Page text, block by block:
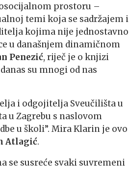
prostoru –
temi koja se sadržajem i
kojima nije jednostavno
u današnjem dinamičnom
Penezić, riječ je o knjizi
su mnogi od nas
i odgojitelja Sveučilišta u
u Zagrebu s naslovom
u školi”. Mira Klarin je ovo
Atlagić.
se susreće svaki suvremeni